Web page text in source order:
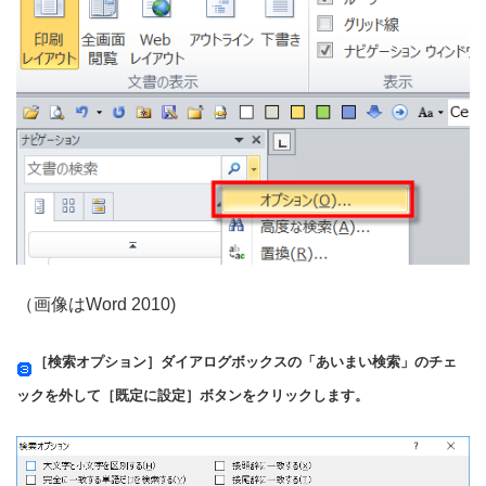
（画像はWord 2010)
［検索オプション］ダイアログボックスの「あいまい検索」のチェ
ックを外して［既定に設定］ボタンをクリックします。